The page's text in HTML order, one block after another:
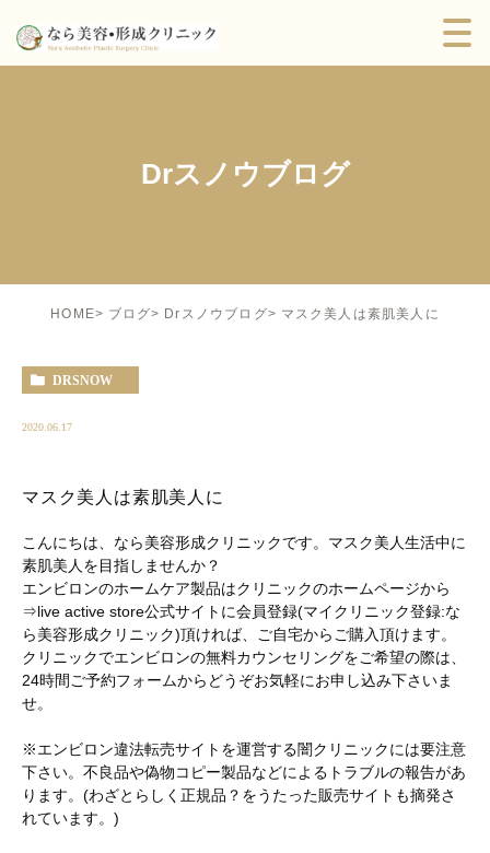
Drスノウブログ
HOME ブログ Drスノウブログ マスク美人は素肌美人に
DRSNOW
2020.06.17
マスク美人は素肌美人に
こんにちは、なら美容形成クリニックです。マスク美人生活中に
素肌美人を目指しませんか？
エンビロンのホームケア製品はクリニックのホームページから
⇒live active store公式サイトに会員登録(マイクリニック登録:な
ら美容形成クリニック)頂ければ、ご自宅からご購入頂けます。
クリニックでエンビロンの無料カウンセリングをご希望の際は、
24時間ご予約フォームからどうぞお気軽にお申し込み下さいま
せ。
※エンビロン違法転売サイトを運営する闇クリニックには要注意
下さい。不良品や偽物コピー製品などによるトラブルの報告があ
ります。(わざとらしく正規品？をうたった販売サイトも摘発さ
れています。)